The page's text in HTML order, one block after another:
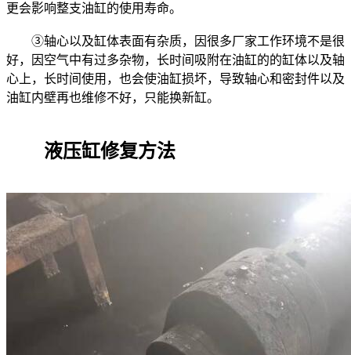
更会影响整支油缸的使用寿命。
③轴心以及缸体表面有杂质，因很多厂家工作环境不是很
好，因空气中有过多杂物，长时间吸附在油缸的的缸体以及轴
心上，长时间使用，也会使油缸损坏，导致轴心和密封件以及
油缸内壁再也维修不好，只能换新缸。
液压缸修复方法